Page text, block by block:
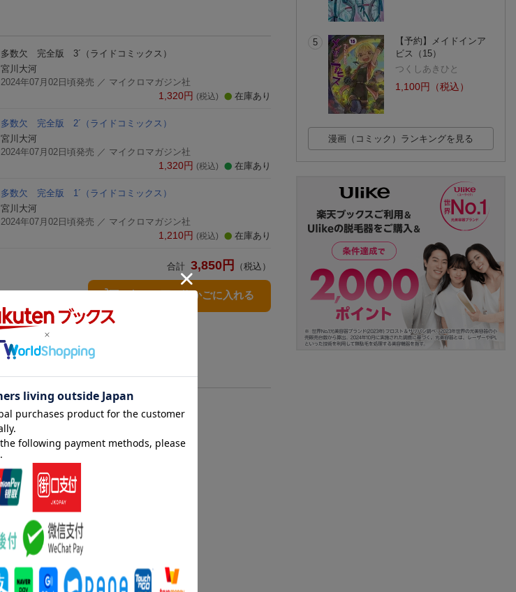
多数欠 完全版 3´ （ライドコミックス）
宮川大河
2024年07月02日頃発売 ／ マイクロマガジン社
1,320円 (税込) 在庫あり
多数欠 完全版 2´ （ライドコミックス）
宮川大河
2024年07月02日頃発売 ／ マイクロマガジン社
1,320円 (税込) 在庫あり
多数欠 完全版 1´ （ライドコミックス）
宮川大河
2024年07月02日頃発売 ／ マイクロマガジン社
1,210円 (税込) 在庫あり
合計 3,850 円 （税込）
3点とも買い物かごに入れる
5
【予約】メイドインア
ビス（15）
つくしあきひと
1,100円（税込）
漫画（コミック）ランキングを見る